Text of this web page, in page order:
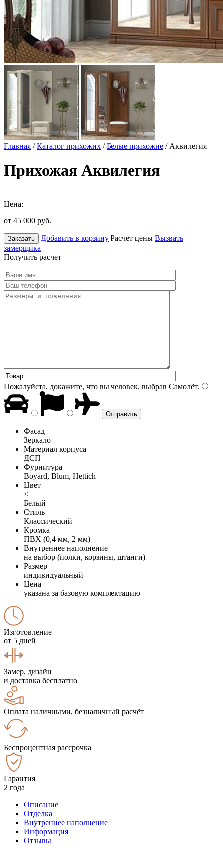
Главная /Каталог прихожих /Белые прихожие / Аквилегия
Прихожая Аквилегия
Цена:
от 45 000 руб.
Заказать Добавить в корзину Расчет цены Вызвать
замерщика
Получить расчет
Пожалуйста, докажите, что вы человек, выбрав Самолёт.
Фасад
Зеркало
Материал корпуса
ДСП
Фурнитура
Boyard, Blum, Hettich
Цвет
<
Белый
Стиль
Классический
Кромка
ПВХ (0,4 мм, 2 мм)
Внутреннее наполнение
на выбор (полки, корзины, штанги)
Размер
индивидуальный
Цена
указана за базовую комплектацию
Изготовление
от 5 дней
Замер, дизайн
и доставка бесплатно
Оплата наличными, безналичный расчёт
Беспроцентная рассрочка
Гарантия
2 года
Описание
Отделка
Внутреннее наполнение
Информация
Отзывы